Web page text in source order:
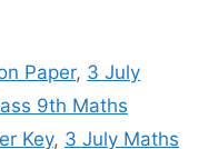
Paper, 3 July
9th Maths
Key, 3 July Maths